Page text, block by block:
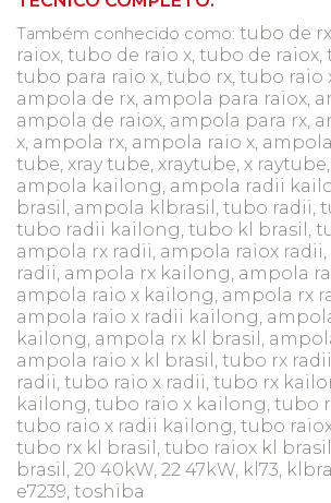
Também conhecido como: tubo de
raiox, tubo de raio x, tubo de raiox,
tubo para raio x, tubo rx, tubo raio
ampola de rx, ampola para raiox,
ampola de raiox, ampola para rx,
x, ampola rx, ampola raio x,
tube, xray tube, xraytube, x
ampola kailong, ampola radii
brasil, ampola klbrasil, tubo radii,
tubo radii kailong, tubo kl brasil,
ampola rx radii, ampola raiox
radii, ampola rx kailong, ampola
ampola raio x kailong, ampola rx
ampola raio x radii kailong,
kailong, ampola rx kl brasil,
ampola raio x kl brasil, tubo rx
radii, tubo raio x radii, tubo rx
kailong, tubo raio x kailong, tubo
tubo raio x radii kailong, tubo
tubo rx kl brasil, tubo raiox kl
brasil, 20 40kW, 22 47kW, kl73,
e7239, toshiba